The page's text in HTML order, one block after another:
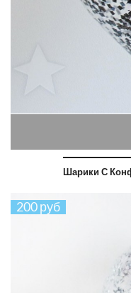
Шарики С
200 руб